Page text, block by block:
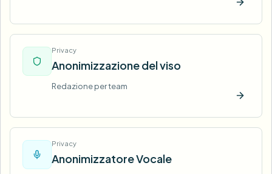
Prova
Privacy
Anonimizzazione del viso
Redazione per team
Prova
Privacy
Anonimizzatore Vocale